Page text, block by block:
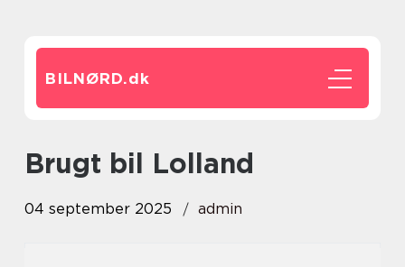
BILNØRD.dk
Brugt bil Lolland
04 september 2025 admin